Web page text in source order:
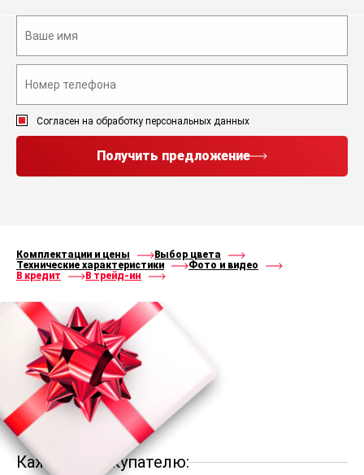
Согласен на обработку персональных данных
Получить предложение
Комплектации и цены
Выбор цвета
Технические характеристики
Фото и видео
В кредит
В трейд-ин
Каждому покупателю: